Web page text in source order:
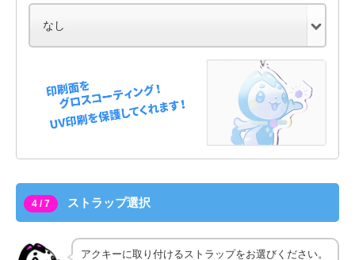
4 / 7 ストラップ選択
アクキーに取り付けるストラップをお選びください。